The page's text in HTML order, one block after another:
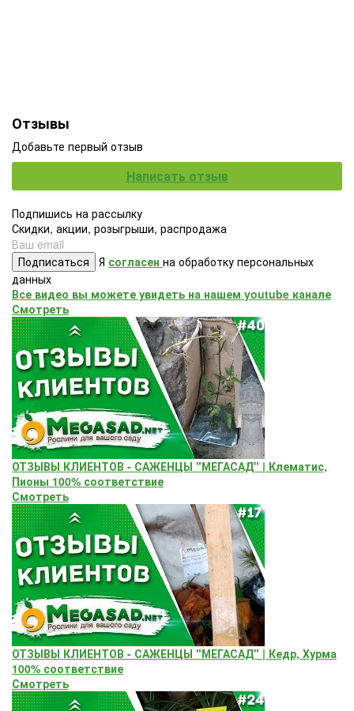
Отзывы
Добавьте первый отзыв
Написать отзыв
Подпишись на рассылку
Скидки, акции, розыгрыши, распродажа
Подписаться Я согласен на обработку персональных
данных
Все видео вы можете увидеть на нашем youtube канале
Смотреть
ОТЗЫВЫ КЛИЕНТОВ - САЖЕНЦЫ "МЕГАСАД" | Клематис,
Пионы 100% соответствие
Смотреть
ОТЗЫВЫ КЛИЕНТОВ - САЖЕНЦЫ "МЕГАСАД" | Кедр, Хурма
100% соответствие
Смотреть